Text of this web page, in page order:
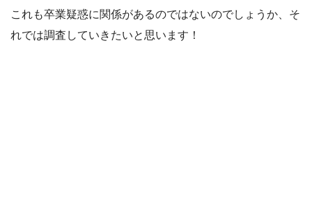
これも卒業疑惑に関係があるのではないのでしょうか、そ
れでは調査していきたいと思います！